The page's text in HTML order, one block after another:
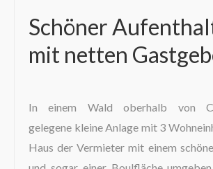
Schöner
mit netten
In einem Wald oberhalb von
gelegene kleine Anlage mit 3
Haus der Vermieter mit einem